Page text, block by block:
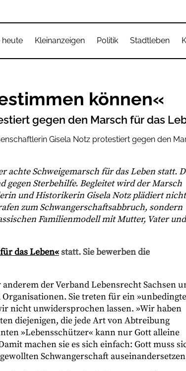
heute Kleinanzeigen Politik Stadtleben
können«
gegen den Marsch für das
achte Schweigemarsch für das Leben statt.
gegen Sterbehilfe. Begleitet wird der Marsch
und Historikerin Gisela Notz plädiert nicht
zum Schwangerschaftsabbruch, sondern
Familienmodell mit Mutter, Vater und
das Leben«statt. Sie bewerben die
der Verband Lebensrecht Sachsen
Sie treten für ein
nicht unwidersprochen lassen. »Wir haben
diejenigen, die jede Art von Abtreibung
»Lebensschützer« kann nur Gott alleine
machen sie es sich einfach: Gott muss
Schwangerschaft